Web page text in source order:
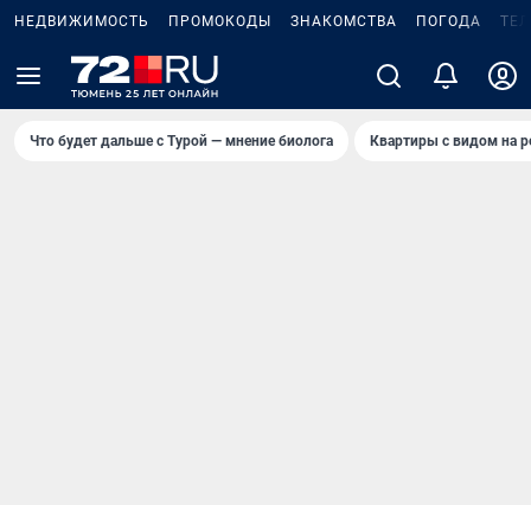
НЕДВИЖИМОСТЬ ПРОМОКОДЫ ЗНАКОМСТВА ПОГОДА
Что будет дальше с Турой — мнение биолога Квартиры с видом на